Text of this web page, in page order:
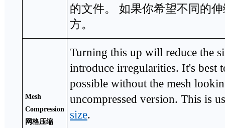
的文件。 如果你希望不同的
方。
Mesh
Compression
网格压缩
Turning this up will reduce the
introduce irregularities. It's best
possible without the mesh
uncompressed version. This is
size.